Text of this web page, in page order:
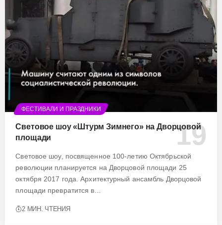
ФЕСТИВАЛИ И ПРАЗДНИКИ
Световое шоу «Штурм Зимнего» на Дворцовой
площади
Световое шоу, посвященное 100-летию Октябрьской
революции планируется на Дворцовой площади 25
октября 2017 года. Архитектурный ансамбль Дворцовой
площади превратится в…
2 МИН. ЧТЕНИЯ